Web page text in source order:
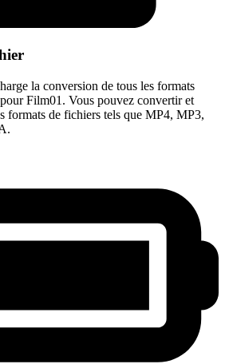
la conversion de tous les formats
Film01. Vous pouvez convertir et
formats de fichiers tels que MP4, MP3,